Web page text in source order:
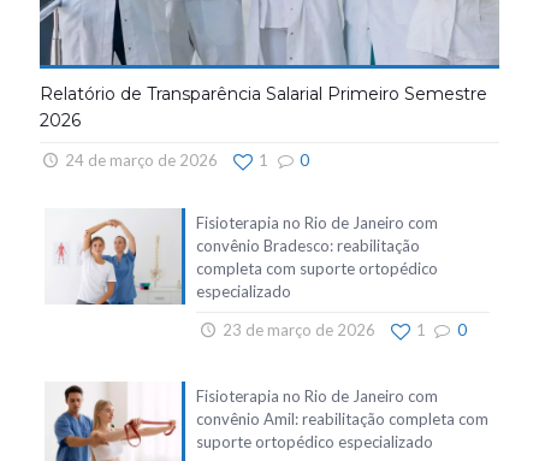
Relatório de Transparência Salarial Primeiro Semestre
2026
24 de março de 2026 0
1
Fisioterapia no Rio de Janeiro com
convênio Bradesco: reabilitação
completa com suporte ortopédico
especializado
23 de março de 2026
0
1
Fisioterapia no Rio de Janeiro com
convênio Amil: reabilitação completa com
suporte ortopédico especializado